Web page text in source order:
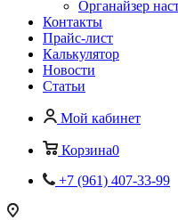
Органайзер
Контакты
Прайс-лист
Калькулятор
Новости
Статьи
Мой кабинет
Корзина0
+7 (961) 407-33-99